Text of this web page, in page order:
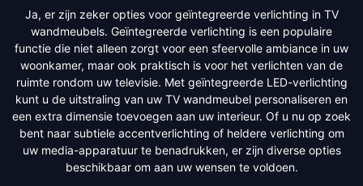
Ja, er zijn zeker opties voor geïntegreerde verlichting in TV
wandmeubels. Geïntegreerde verlichting is een populaire
functie die niet alleen zorgt voor een sfeervolle ambiance in uw
woonkamer, maar ook praktisch is voor het verlichten van de
ruimte rondom uw televisie. Met geïntegreerde LED-verlichting
kunt u de uitstraling van uw TV wandmeubel personaliseren en
een extra dimensie toevoegen aan uw interieur. Of u nu op zoek
bent naar subtiele accentverlichting of heldere verlichting om
uw media-apparatuur te benadrukken, er zijn diverse opties
beschikbaar om aan uw wensen te voldoen.